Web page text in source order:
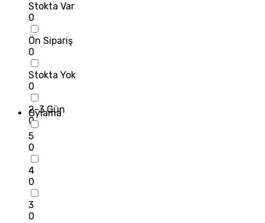
Stokta Var
0
Ön Sipariş
0
Stokta Yok
0
2-3 Gün
0
Oylama
5
0
4
0
3
0